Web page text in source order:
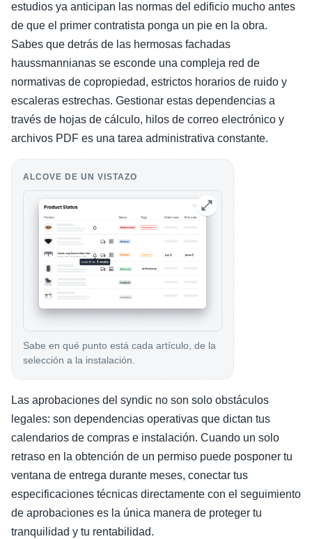
estudios ya anticipan las normas del edificio mucho antes
de que el primer contratista ponga un pie en la obra.
Sabes que detrás de las hermosas fachadas
haussmannianas se esconde una compleja red de
normativas de copropiedad, estrictos horarios de ruido y
escaleras estrechas. Gestionar estas dependencias a
través de hojas de cálculo, hilos de correo electrónico y
archivos PDF es una tarea administrativa constante.
ALCOVE DE UN VISTAZO
Sabe en qué punto está cada artículo, de la
selección a la instalación.
Las aprobaciones del syndic no son solo obstáculos
legales: son dependencias operativas que dictan tus
calendarios de compras e instalación. Cuando un solo
retraso en la obtención de un permiso puede posponer tu
ventana de entrega durante meses, conectar tus
especificaciones técnicas directamente con el seguimiento
de aprobaciones es la única manera de proteger tu
tranquilidad y tu rentabilidad.